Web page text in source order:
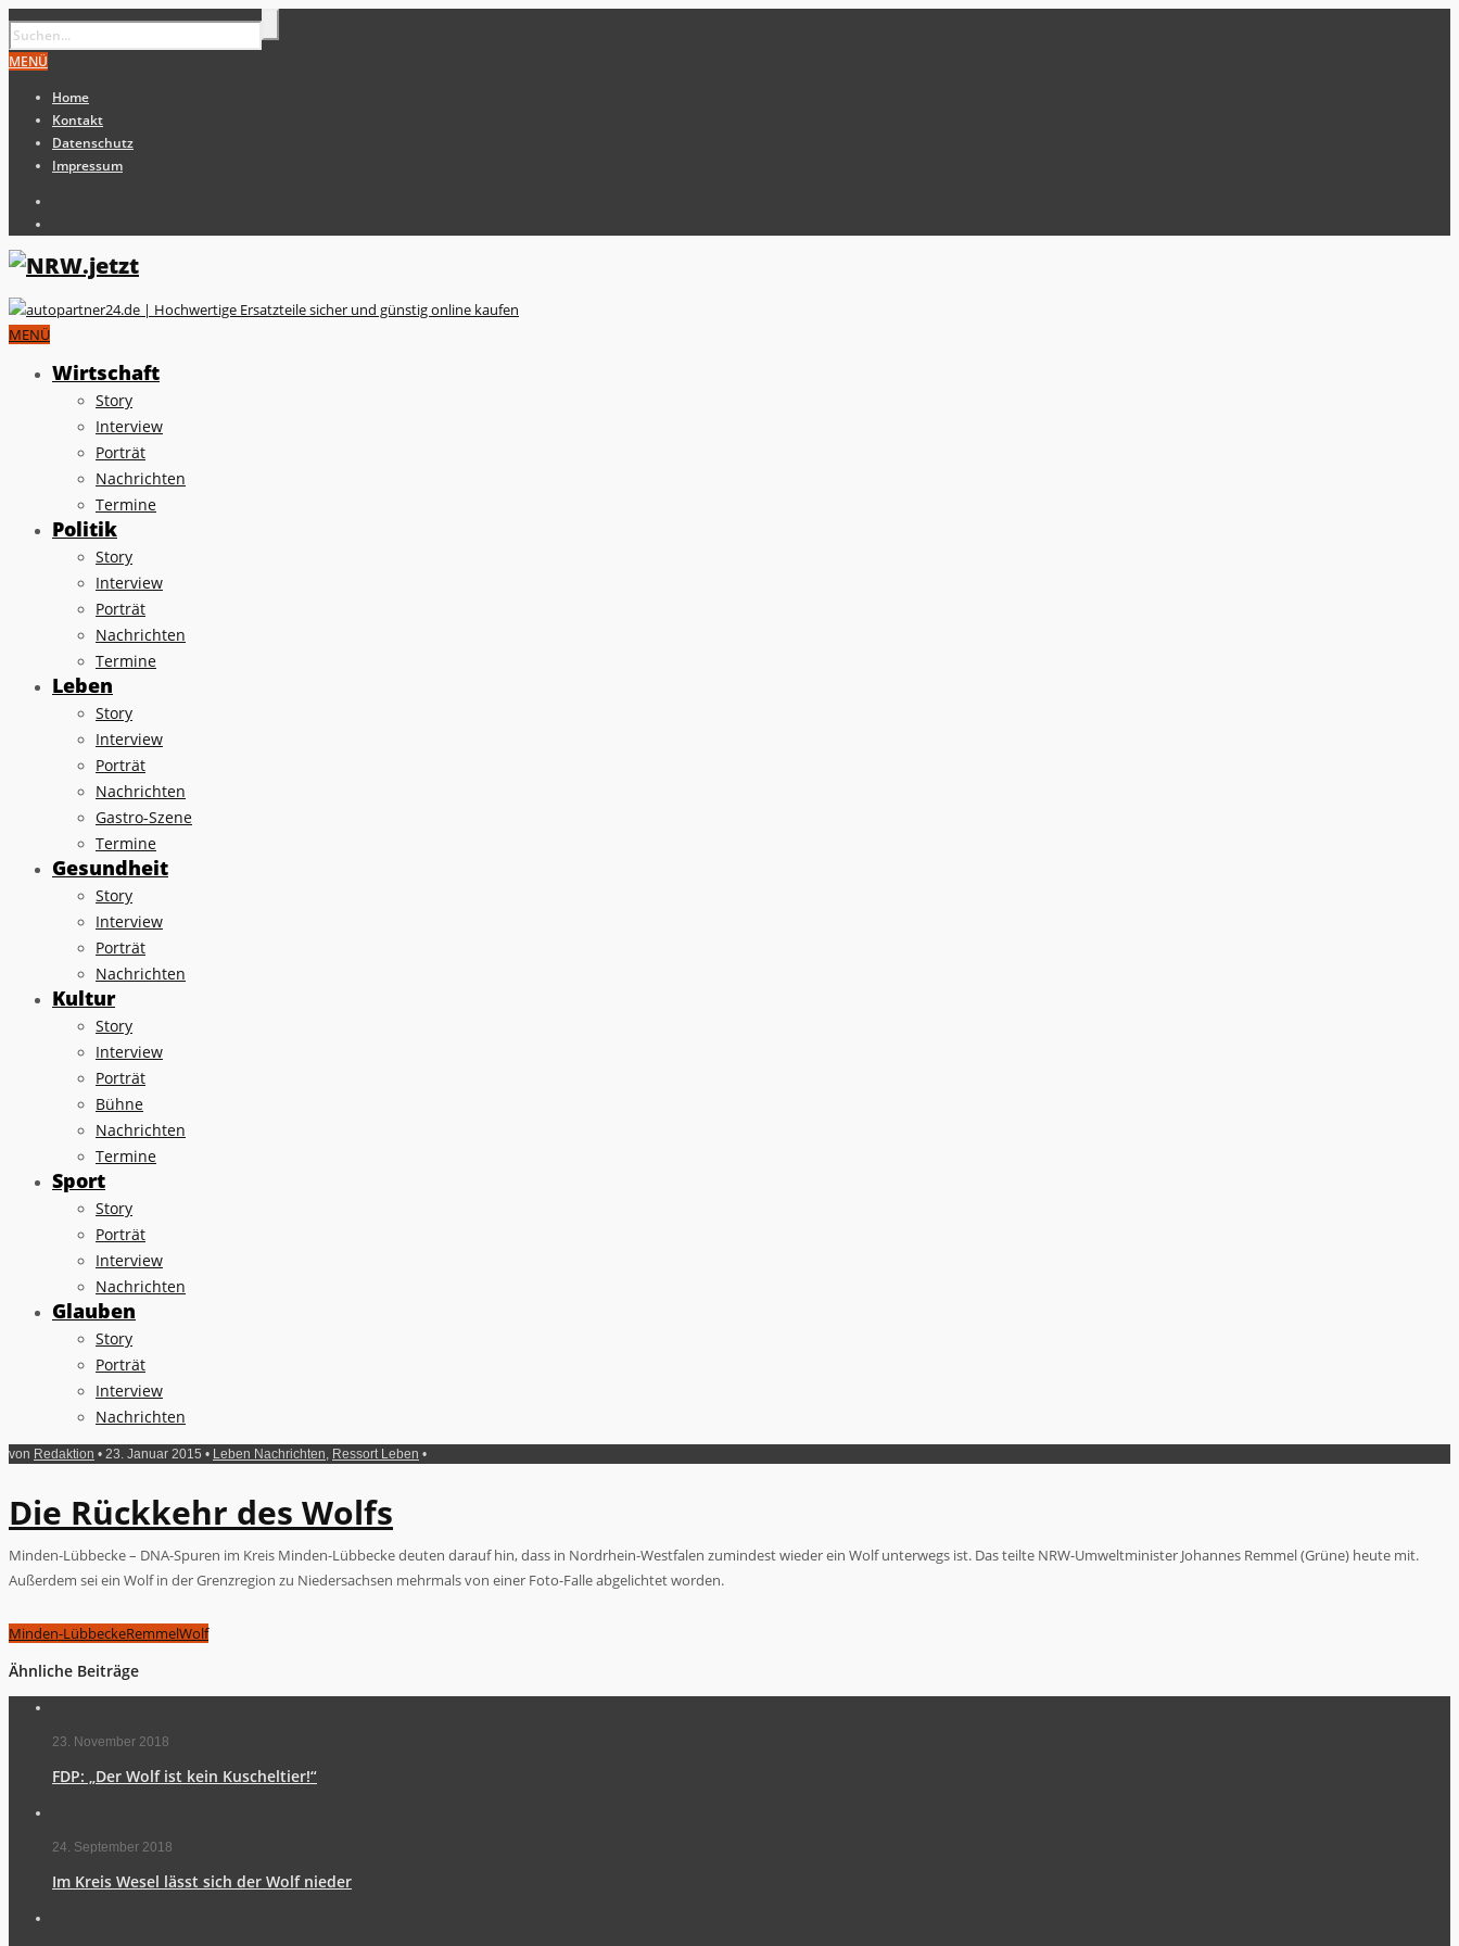
MENÜ
Home
Kontakt
Datenschutz
Impressum
MENÜ
Wirtschaft
Story
Interview
Porträt
Nachrichten
Termine
Politik
Story
Interview
Porträt
Nachrichten
Termine
Leben
Story
Interview
Porträt
Nachrichten
Gastro-Szene
Termine
Gesundheit
Story
Interview
Porträt
Nachrichten
Kultur
Story
Interview
Porträt
Bühne
Nachrichten
Termine
Sport
Story
Porträt
Interview
Nachrichten
Glauben
Story
Porträt
Interview
Nachrichten
von Redaktion • 23. Januar 2015 • Leben Nachrichten Ressort Leben •
Die Rückkehr des Wolfs
Minden-Lübbecke – DNA-Spuren im Kreis Minden-Lübbecke deuten darauf hin, dass in Nordrhein-Westfalen zumindest wieder ein Wolf unterwegs ist. Das teilte NRW-Umweltminister Johannes Remmel (Grüne) heute mit.
Außerdem sei ein Wolf in der Grenzregion zu Niedersachsen mehrmals von einer Foto-Falle abgelichtet worden.
Minden-LübbeckeRemmelWolf
Ähnliche Beiträge
23. November 2018
FDP: „Der Wolf ist kein Kuscheltier!“
24. September 2018
Im Kreis Wesel lässt sich der Wolf nieder